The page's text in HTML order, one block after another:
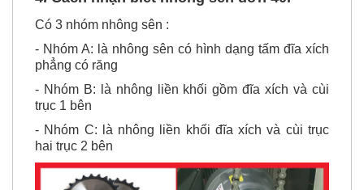
4. Cách nhận biết nhông sên đơn 40.
Có 3 nhóm nhông sên :
- Nhóm A: là nhông sên có hình dạng tấm đĩa xích
phẳng có răng
- Nhóm B: là nhông liền khối gồm đĩa xích và cùi
trục 1 bên
- Nhóm C: là nhông liền khối đĩa xích và cùi trục
hai trục 2 bên